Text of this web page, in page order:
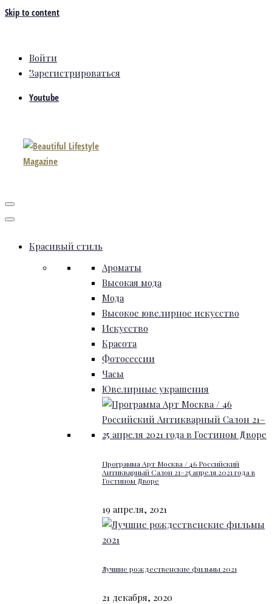
Skip to content
Войти
Зарегистрироваться
Youtube
Красивый стиль
Ароматы
Высокая мода
Мода
Высокое ювелирное искусство
Искусство
Красота
Фотосессии
Часы
Ювелирные украшения
Программа Арт Москва / 46 Российский
Антикварный Салон 21–25 апреля 2021 года в
Гостином Дворе
19 апреля, 2021
Лучшие рождественские фильмы 2021
21 декабря, 2020